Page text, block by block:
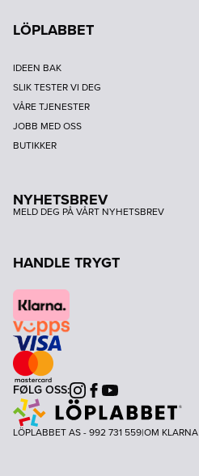
LÖPLABBET
IDEEN BAK
SLIK TESTER VI DEG
VÅRE TJENESTER
JOBB MED OSS
BUTIKKER
NYHETSBREV
MELD DEG PÅ VÅRT NYHETSBREV
HANDLE TRYGT
FØLG OSS:Instagram
Facebook
Youtube
LÖPLABBET AS - 992 731 559|OM KLARNA